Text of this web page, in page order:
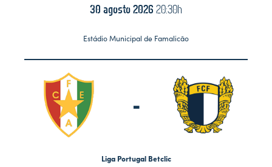
30 agosto 2026 20:30h
Estádio Municipal de Famalicão
-
Liga Portugal Betclic